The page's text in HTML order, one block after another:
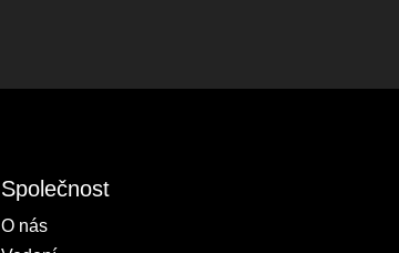
Společnost
O nás